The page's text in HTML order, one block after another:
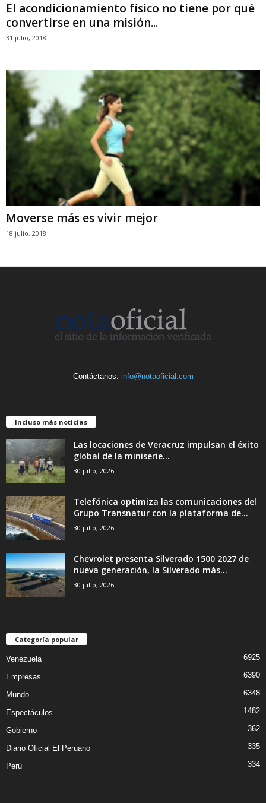
El acondicionamiento físico no tiene por qué
convertirse en una misión...
31 julio, 2018
Moverse más es vivir mejor
18 julio, 2018
Contáctanos: info@notaoficial.com
Incluso más noticias
Las locaciones de Veracruz impulsan el éxito
global de la miniserie...
30 julio, 2026
Telefónica optimiza las comunicaciones del
Grupo Transnatur con la plataforma de...
30 julio, 2026
Chevrolet presenta Silverado 1500 2027 de
nueva generación, la Silverado más...
30 julio, 2026
Categoría popular
Venezuela 6925
Empresas 6390
Mundo 6348
Espectáculos 1482
Gobierno 362
Diario Oficial El Peruano 335
Perú 334